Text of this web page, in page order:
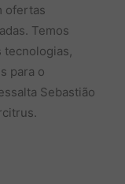
ofertas
Temos
tecnologias,
para o
Sebastião